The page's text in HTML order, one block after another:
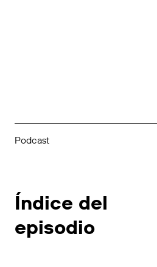
Podcast
Índice del
episodio